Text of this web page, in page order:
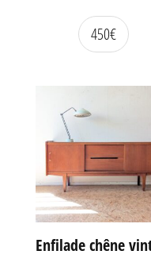
450€